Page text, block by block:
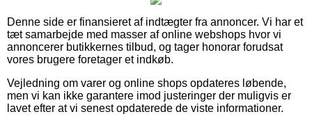
Denne side er finansieret af indtægter fra annoncer. Vi har et
tæt samarbejde med masser af online webshops hvor vi
annoncerer butikkernes tilbud, og tager honorar forudsat
vores brugere foretager et indkøb.
Vejledning om varer og online shops opdateres løbende,
men vi kan ikke garantere imod justeringer der muligvis er
lavet efter at vi senest opdaterede de viste informationer.